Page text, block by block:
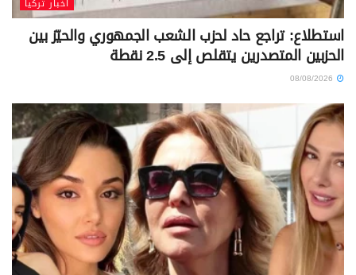
استطلاع: تراجع حاد لحزب الشعب الجمهوري والحيّز بين
الحزبين المتصدرين يتقلص إلى 2.5 نقطة